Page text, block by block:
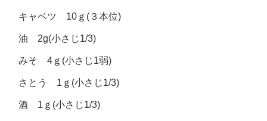
キャベツ 10ｇ(３本位)
油 2g(小さじ1/3)
みそ 4ｇ(小さじ1弱)
さとう 1ｇ(小さじ1/3)
酒 1ｇ(小さじ1/3)